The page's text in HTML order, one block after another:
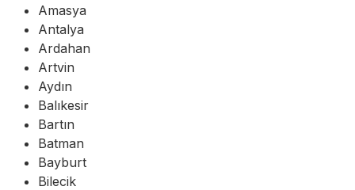
Amasya
Antalya
Ardahan
Artvin
Aydın
Balıkesir
Bartın
Batman
Bayburt
Bilecik